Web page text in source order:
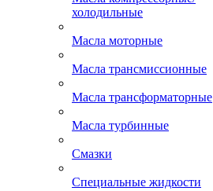
холодильные
Масла моторные
Масла трансмиссионные
Масла трансформаторные
Масла турбинные
Смазки
Специальные жидкости